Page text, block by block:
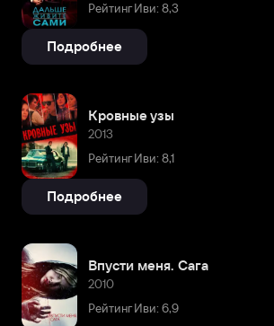
Рейтинг Иви: 8,3
Подробнее
Кровные узы
2013
Рейтинг Иви: 8,1
Подробнее
Впусти меня. Сага
2010
Рейтинг Иви: 6,9